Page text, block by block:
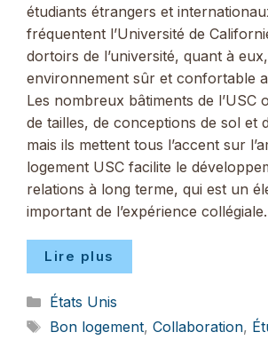
étudiants étrangers et
fréquentent l’Université de
dortoirs de l’université, quant à
environnement sûr et confortable
Les nombreux bâtiments de l’USC
de tailles, de conceptions de sol et
mais ils mettent tous l’accent sur
logement USC facilite le
relations à long terme, qui est un
important de l’expérience
Lire plus
Catégories
États Unis
Étiquettes
Bon logement, Collaboration,